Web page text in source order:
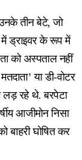
तीन बेटे, जो
ड्राइवर के रूप में
को अस्पताल नहीं
या डी-वोटर
लड़ रहे थे. बरपेटा
आजीमोन निसा
घोषित कर